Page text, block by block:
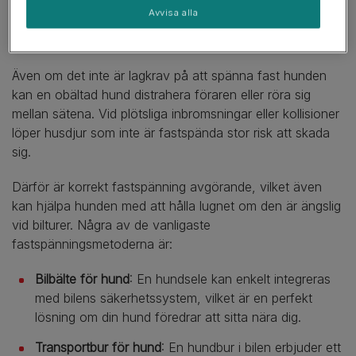
Bilbältad under resan
Även om det inte är lagkrav på att spänna fast hunden
kan en obältad hund distrahera föraren eller röra sig
mellan sätena. Vid plötsliga inbromsningar eller kollisioner
löper husdjur som inte är fastspända stor risk att skada
sig.
Därför är korrekt fastspänning avgörande, vilket även
kan hjälpa hunden med att hålla lugnet om den är ängslig
vid bilturer. Några av de vanligaste
fastspänningsmetoderna är:
Bilbälte för hund: En hundsele kan enkelt integreras
med bilens säkerhetssystem, vilket är en perfekt
lösning om din hund föredrar att sitta nära dig.
Transportbur för hund: En hundbur i bilen erbjuder ett
Avvisa alla